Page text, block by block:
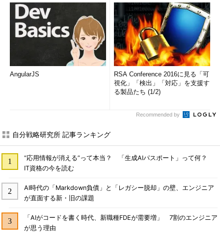
AngularJS
RSA Conference 2016に見る「可
視化」「検出」「対応」を支援す
る製品たち (1/2)
Recommended by
自分戦略研究所 記事ランキング
“応用情報が消える”って本当？ 「生成AIパスポート」って何？
IT資格の今を読む
AI時代の「Markdown負債」と「レガシー脱却」の壁、エンジニア
が直面する新・旧の課題
「AIがコードを書く時代、新職種FDEが需要増」 7割のエンジニア
が思う理由